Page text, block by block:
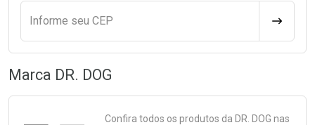
Informe seu CEP
Marca DR. DOG
Confira todos os produtos da DR. DOG nas